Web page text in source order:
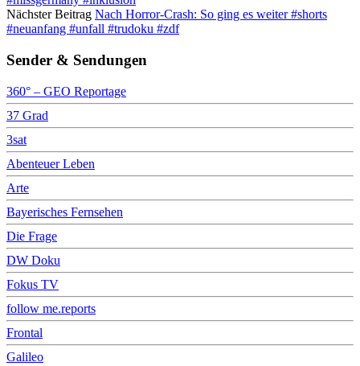
Nächster Beitrag Nach Horror-Crash: So ging es weiter #shorts
#neuanfang #unfall #trudoku #zdf
Sender & Sendungen
360° – GEO Reportage
37 Grad
3sat
Abenteuer Leben
Arte
Bayerisches Fernsehen
Die Frage
DW Doku
Fokus TV
follow me.reports
Frontal
Galileo